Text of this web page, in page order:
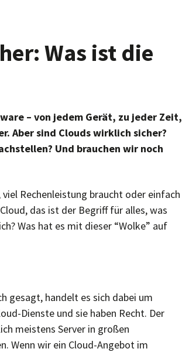
Was ist die
– von jedem Gerät, zu jeder Zeit,
Aber sind Clouds wirklich sicher?
Und brauchen wir noch
Rechenleistung braucht oder einfach
das ist der Begriff für alles, was
Was hat es mit dieser “Wolke” auf
gesagt, handelt es sich dabei um
Dienste und sie haben Recht. Der
meistens Server in großen
Wenn wir ein Cloud-Angebot im